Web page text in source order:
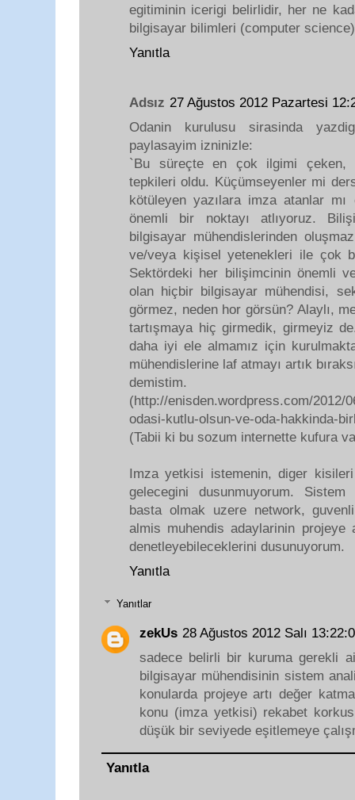
egitiminin icerigi belirlidir, her ne
bilgisayar bilimleri (computer
Yanıtla
Adsız 27 Ağustos 2012 Pazartesi
Odanin kurulusu sirasinda
paylasayim izninizle:
`Bu süreçte en çok ilgimi çeken,
tepkileri oldu. Küçümseyenler mi
kötüleyen yazılara imza atanlar mı
önemli bir noktayı atlıyoruz.
bilgisayar mühendislerinden
ve/veya kişisel yetenekleri ile çok
Sektördeki her bilişimcinin önemli
olan hiçbir bilgisayar mühendisi,
görmez, neden hor görsün? Alaylı,
tartışmaya hiç girmedik, girmeyiz
daha iyi ele almamız için
mühendislerine laf atmayı artık
demistim.
(http://enisden.wordpress.com/2012/
odasi-kutlu-olsun-ve-oda-hakkinda-
(Tabii ki bu sozum internette kufura
Imza yetkisi istemenin, diger
gelecegini dusunmuyorum.
basta olmak uzere network,
almis muhendis adaylarinin
denetleyebileceklerini dusunuyorum.
Yanıtla
Yanıtlar
zekUs 28 Ağustos 2012 Salı
sadece belirli bir kuruma gerekli
bilgisayar mühendisinin sistem
konularda projeye artı değer
konu (imza yetkisi) rekabet
düşük bir seviyede eşitlemeye
Yanıtla